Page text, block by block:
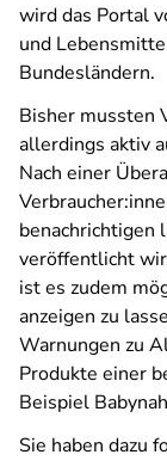
wird das Portal
und
Bundesländern.
Bisher mussten
allerdings aktiv
Nach einer
benachrichtigen
veröffentlicht
ist es zudem
anzeigen zu
Warnungen zu
Produkte einer
Beispiel
Sie haben dazu